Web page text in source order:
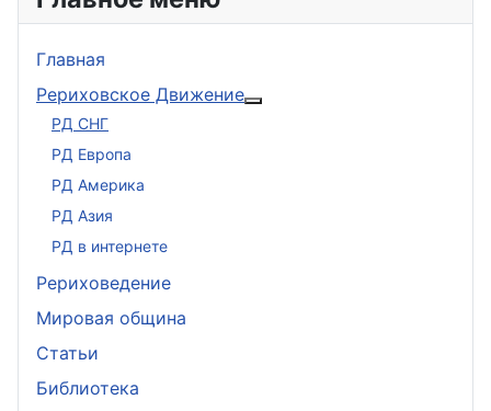
Главная
Рериховское Движение
РД СНГ
РД Европа
РД Америка
РД Азия
РД в интернете
Рериховедение
Мировая община
Статьи
Библиотека